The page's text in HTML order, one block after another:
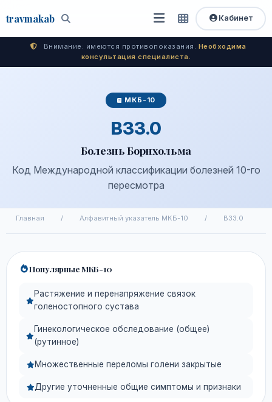
travmakab Поиск
Открыть
меню
Быстрый
доступ
Кабинет
Внимание: имеются противопоказания. Необходима
консультация специалиста.
МКБ-10
B33.0
Болезнь Борнхольма
Код Международной классификации болезней 10-го
пересмотра
Главная / Алфавитный указатель МКБ-10 / B33.0
Популярные МКБ-10
Растяжение и перенапряжение связок
голеностопного сустава
Гинекологическое обследование (общее)
(рутинное)
Множественные переломы голени закрытые
Другие уточненные общие симптомы и признаки